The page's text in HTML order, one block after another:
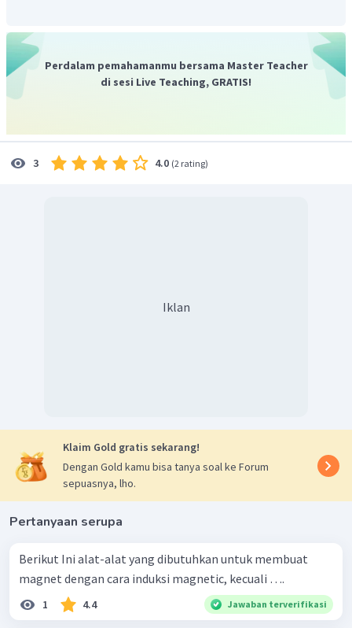
Magnet elektromagnetik siap digunaka
Perdalam pemahamanmu bersama Master Teacher
di sesi Live Teaching, GRATIS!
3 4.0 (2 rating)
Iklan
Klaim Gold gratis sekarang!
Dengan Gold kamu bisa tanya soal ke Forum
sepuasnya, lho.
Pertanyaan serupa
Berikut Ini alat-alat yang dibutuhkan untuk membuat
magnet dengan cara induksi magnetic, kecuali ….
1 4.4 Jawaban terverifikasi